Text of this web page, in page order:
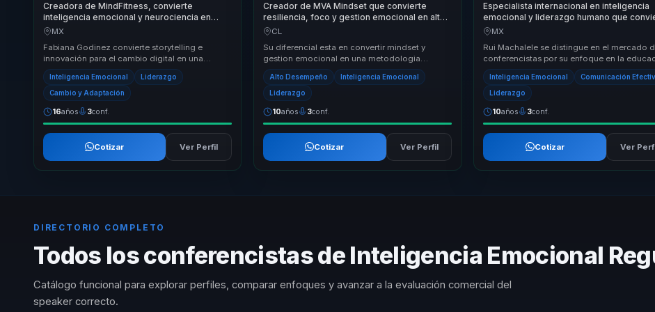
Creadora de MindFitness, convierte
inteligencia emocional y neurociencia en
bienestar y productividad para lideres y
MX
Fabiana Godinez convierte storytelling e
innovación para el cambio digital en una
conversación útil para equipos directivos y
organizacio...
Inteligencia Emocional Liderazgo
Cambio y Adaptación
16años 3conf.
Cotizar Ver Perfil
Creador de MVA Mindset que convierte
resiliencia, foco y gestion emocional en alto
rendimiento para lideres y equipos
CL
Su diferencial esta en convertir mindset y
gestion emocional en una metodologia
accionable para negocio. No se queda en
inspiracion: llev...
Alto Desempeño Inteligencia Emocional
Liderazgo
10años 3conf.
Cotizar Ver Perfil
Especialista internacional en inteligencia
emocional y liderazgo humano que
comunicacion efectiva en resiliencia para
MX
Rui Machalele se distingue en el mercado
conferencistas por su enfoque en la
emocional y el liderazgo humanista. Su
propuest...
Inteligencia Emocional Comunicación
Liderazgo
10años 3conf.
Cotizar Ver
DIRECTORIO COMPLETO
Todos los conferencistas de Inteligencia Emocional
Catálogo funcional para explorar perfiles, comparar enfoques y avanzar a la evaluación comercial del
speaker correcto.